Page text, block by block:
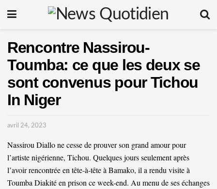
Rencontre Nassirou-
Toumba: ce que les deux se
sont convenus pour Tichou
In Niger
avril 24, 2023
Nassirou Diallo ne cesse de prouver son grand amour pour
l’artiste nigérienne, Tichou. Quelques jours seulement après
l’avoir rencontrée en tête-à-tête à Bamako, il a rendu visite à
Toumba Diakité en prison ce week-end. Au menu de ses échanges